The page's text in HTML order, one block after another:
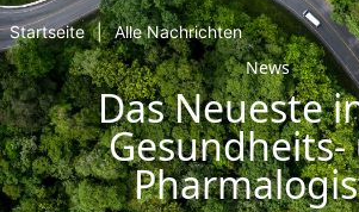
Startseite Alle Nachrichten
News
Das Neueste
Gesundheits-